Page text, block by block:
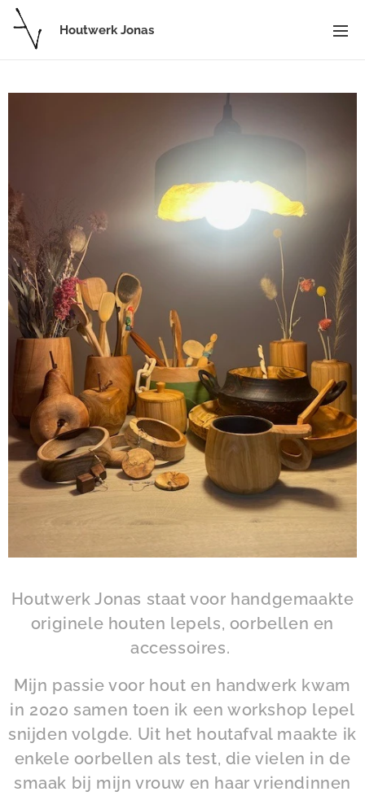
Houtwerk Jonas
Houtwerk Jonas staat voor handgemaakte
originele houten lepels, oorbellen en
accessoires.
Mijn passie voor hout en handwerk kwam
in 2020 samen toen ik een workshop lepel
snijden volgde. Uit het houtafval maakte ik
enkele oorbellen als test, die vielen in de
smaak bij mijn vrouw en haar vriendinnen